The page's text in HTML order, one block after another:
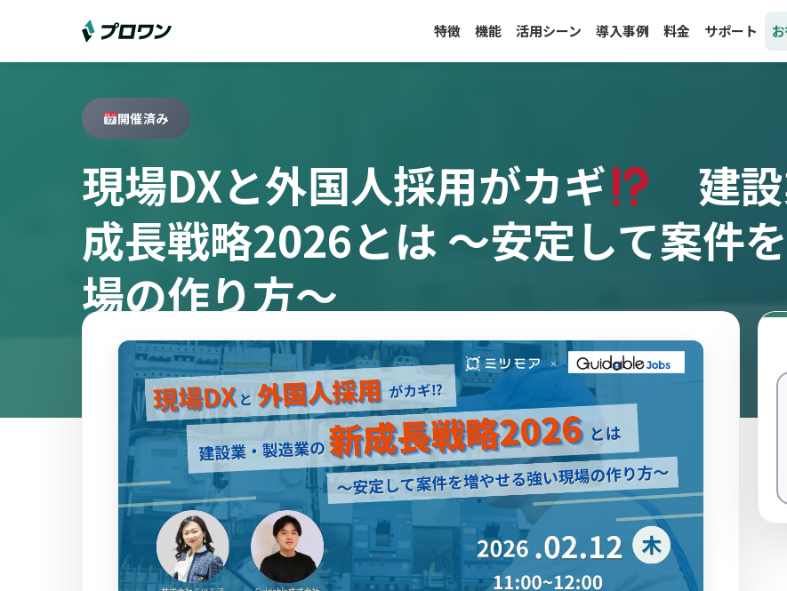
特徴 機能 活用シーン 導入事例 料金 サポート
開催済み
現場DXと外国人採用がカギ
建
成長戦略2026とは ～安定して案件
場の作り方～